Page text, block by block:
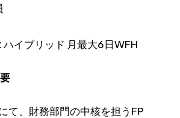
ハイブリッド 月最大6日WFH
て、財務部門の中核を担うFP